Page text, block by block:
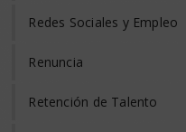
Redes Sociales y Empleo
Renuncia
Retención de Talento